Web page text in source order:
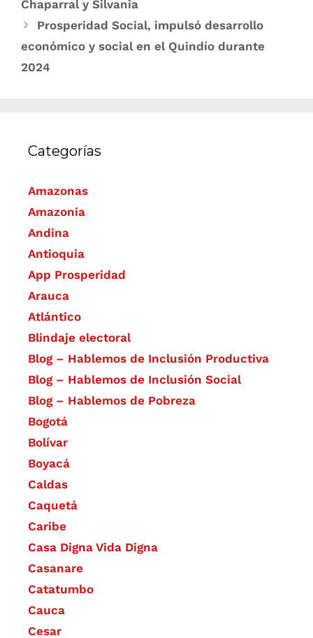
Chaparral y Silvania
Prosperidad Social, impulsó desarrollo
económico y social en el Quindío durante
2024
Categorías
Amazonas
Amazonia
Andina
Antioquia
App Prosperidad
Arauca
Atlántico
Blindaje electoral
Blog – Hablemos de Inclusión Productiva
Blog – Hablemos de Inclusión Social
Blog – Hablemos de Pobreza
Bogotá
Bolívar
Boyacá
Caldas
Caquetá
Caribe
Casa Digna Vida Digna
Casanare
Catatumbo
Cauca
Cesar